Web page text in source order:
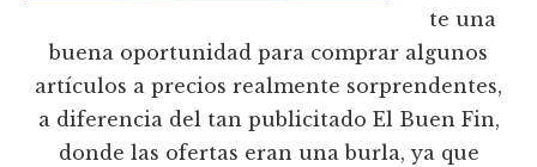
te una
buena oportunidad para comprar algunos
artículos a precios realmente sorprendentes,
a diferencia del tan publicitado El Buen Fin,
donde las ofertas eran una burla, ya que